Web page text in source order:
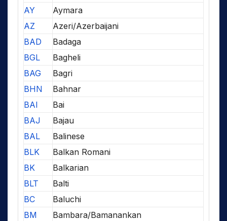
AY
Aymara
AZ
Azeri/Azerbaijani
BAD
Badaga
BGL
Bagheli
BAG
Bagri
BHN
Bahnar
BAI
Bai
BAJ
Bajau
BAL
Balinese
BLK
Balkan Romani
BK
Balkarian
BLT
Balti
BC
Baluchi
BM
Bambara/Bamanankan